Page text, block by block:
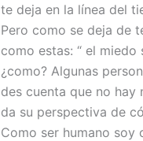
te deja en la línea del
Pero como se deja de
como estas: “ el miedo
¿como? Algunas
des cuenta que no hay
da su perspectiva de
Como ser humano